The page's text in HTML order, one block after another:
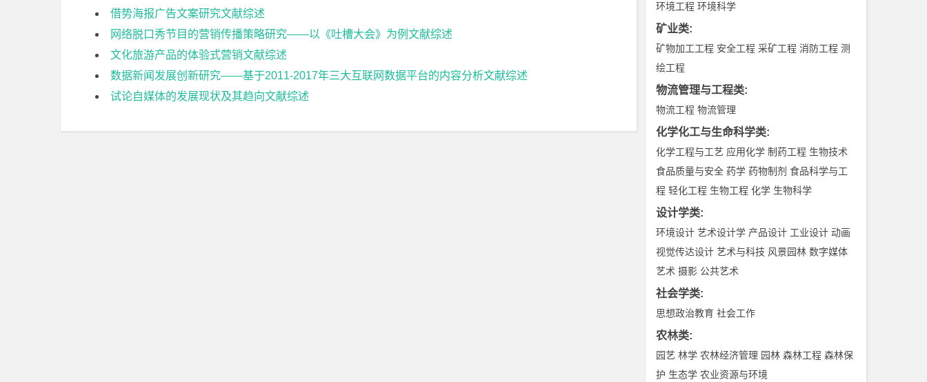
借势海报广告文案研究文献综述
网络脱口秀节目的营销传播策略研究——以《吐槽大会》为例文献综述
文化旅游产品的体验式营销文献综述
数据新闻发展创新研究——基于2011-2017年三大互联网数据平台的内容分析文献综述
试论自媒体的发展现状及其趋向文献综述
环境工程 环境科学
矿业类:
矿物加工工程 安全工程 采矿工程 消防工程 测
绘工程
物流管理与工程类:
物流工程 物流管理
化学化工与生命科学类:
化学工程与工艺 应用化学 制药工程 生物技术
食品质量与安全 药学 药物制剂 食品科学与工
程 轻化工程 生物工程 化学 生物科学
设计学类:
环境设计 艺术设计学 产品设计 工业设计 动画
视觉传达设计 艺术与科技 风景园林 数字媒体
艺术 摄影 公共艺术
社会学类:
思想政治教育 社会工作
农林类:
园艺 林学 农林经济管理 园林 森林工程 森林保
护 生态学 农业资源与环境